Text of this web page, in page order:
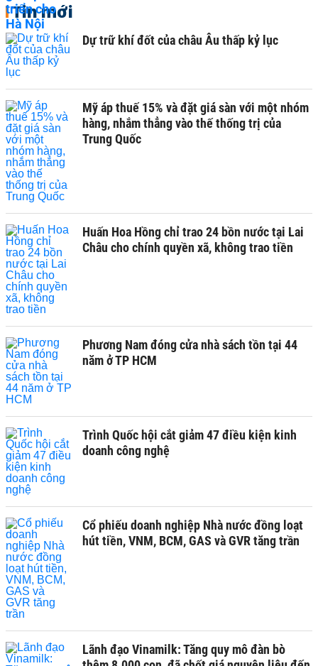
Tin mới
Dự trữ khí đốt của châu Âu thấp kỷ lục
Mỹ áp thuế 15% và đặt giá sàn với một nhóm
hàng, nhắm thẳng vào thế thống trị của
Trung Quốc
Huấn Hoa Hồng chỉ trao 24 bồn nước tại Lai
Châu cho chính quyền xã, không trao tiền
Phương Nam đóng cửa nhà sách tồn tại 44
năm ở TP HCM
Trình Quốc hội cắt giảm 47 điều kiện kinh
doanh công nghệ
Cổ phiếu doanh nghiệp Nhà nước đồng loạt
hút tiền, VNM, BCM, GAS và GVR tăng trần
Lãnh đạo Vinamilk: Tăng quy mô đàn bò